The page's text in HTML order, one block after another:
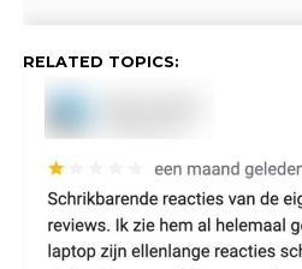
RELATED TOPICS: